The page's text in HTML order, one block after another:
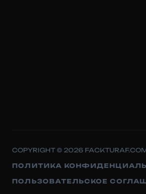
COPYRIGHT © 2026
ПОЛИТИКА
ПОЛЬЗОВАТЕЛЬСКОЕ